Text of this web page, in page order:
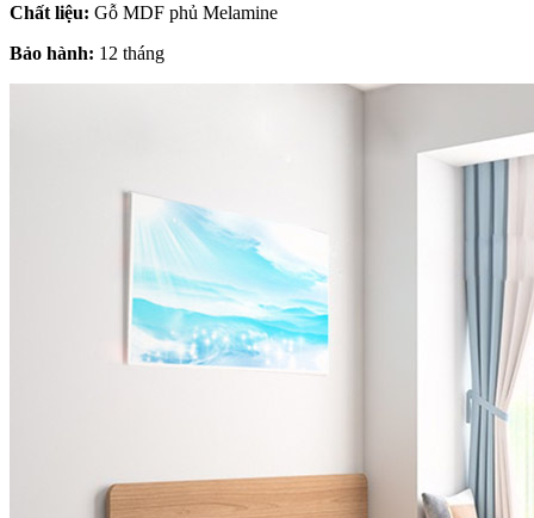
Chất liệu: Gỗ MDF phủ Melamine
Bảo hành: 12 tháng